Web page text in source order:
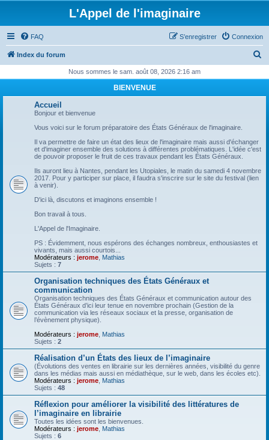
L'Appel de l'imaginaire
FAQ Connexion
S’enregistrer
Index du forum
h
Nous sommes le sam. août 08, 2026 2:16 am
BIENVENUE
Accueil
Bonjour et bienvenue
Vous voici sur le forum préparatoire des États Généraux de l'imaginaire.
Il va permettre de faire un état des lieux de l'imaginaire mais aussi d'échanger
et d'imaginer ensemble des solutions à différentes problématiques. L'idée c'est
de pouvoir proposer le fruit de ces travaux pendant les États Généraux.
Ils auront lieu à Nantes, pendant les Utopiales, le matin du samedi 4 novembre
2017. Pour y participer sur place, il faudra s'inscrire sur le site du festival (lien
à venir).
D'ici là, discutons et imaginons ensemble !
Bon travail à tous.
L'Appel de l'Imaginaire.
PS : Évidemment, nous espérons des échanges nombreux, enthousiastes et
vivants, mais aussi courtois...
Modérateurs : jerome Mathias
Sujets : 7
Organisation techniques des États Généraux et
communication
Organisation techniques des États Généraux et communication autour des
États Généraux d’ici leur tenue en novembre prochain (Gestion de la
communication via les réseaux sociaux et la presse, organisation de
l’évènement physique).
Modérateurs : jerome Mathias
Sujets : 2
Réalisation d’un États des lieux de l’imaginaire
(Évolutions des ventes en librairie sur les dernières années, visibilité du genre
dans les médias mais aussi en médiathèque, sur le web, dans les écoles etc).
Modérateurs : jerome Mathias
Sujets : 48
Réflexion pour améliorer la visibilité des littératures de
l’imaginaire en librairie
Toutes les idées sont les bienvenues.
Modérateurs : jerome Mathias
Sujets : 6